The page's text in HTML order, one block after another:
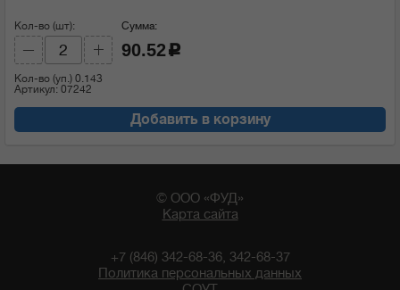
Кол-во (шт):
Кол-во (уп.) 0.143
Артикул: 07242
Сумма:
90.52 c
Добавить в корзину
© ООО «ФУД»
Карта сайта
+7 (846) 342-68-36, 342-68-37
Политика персональных данных